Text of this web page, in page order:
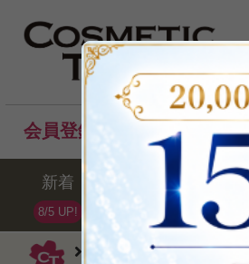
イヴ・サンローラン
会員登録後のお買い物でポ
新着
8/5 UP!
セール